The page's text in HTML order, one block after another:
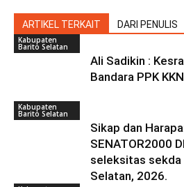
ARTIKEL TERKAIT DARI PENULIS
Kabupaten
Barito Selatan
Ali Sadikin :
Bandara PPK
Kabupaten
Barito Selatan
Sikap dan
SENATOR2000
seleksitas sekda
Selatan, 2026.